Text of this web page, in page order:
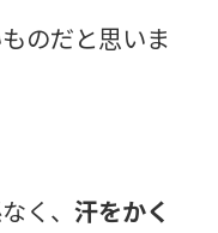
のだと思いま
く、 汗をかく